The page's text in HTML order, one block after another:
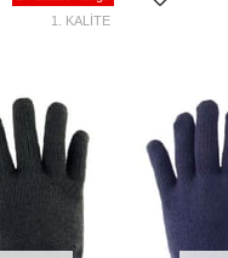
1. KALİTE